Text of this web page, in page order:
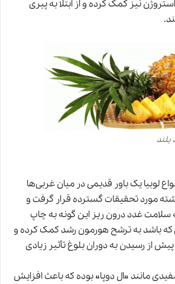
نیز کمک کرده و از ابتلا به پیری
بلند
لوبیا یک باور قدیمی در میان غربی‌ها
مورد تحقیقات گسترده قرار گرفت و
سلامت غدد درون ریز این گونه به چاپ
که باشد به ترشح هورمون رشد کمک کرده و
از رسیدن به دوران بلوغ تأثیر زیادی
مانند «ال دوپا» بوده که باعث افزایش